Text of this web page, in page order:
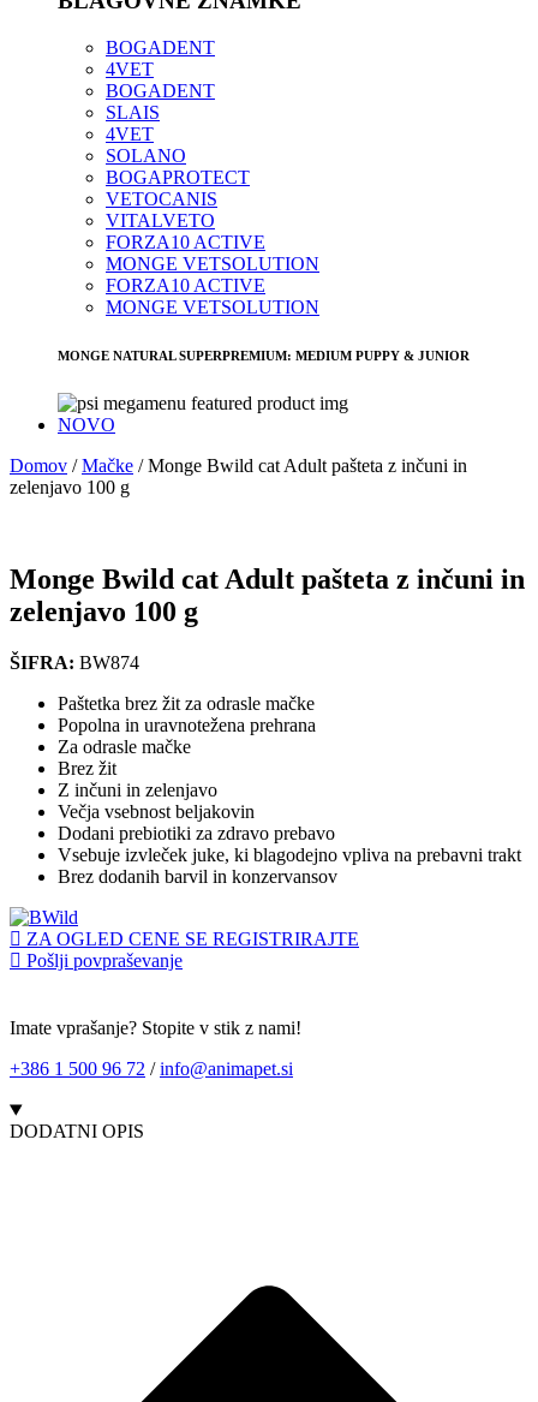
BOGADENT
4VET
BOGADENT
SLAIS
4VET
SOLANO
BOGAPROTECT
VETOCANIS
VITALVETO
FORZA10 ACTIVE
MONGE VETSOLUTION
FORZA10 ACTIVE
MONGE VETSOLUTION
MONGE NATURAL SUPERPREMIUM: MEDIUM PUPPY & JUNIOR
NOVO
Domov /Mačke /Monge Bwild cat Adult pašteta z inčuni in
zelenjavo 100 g
Monge Bwild cat Adult pašteta z inčuni in
zelenjavo 100 g
ŠIFRA: BW874
Paštetka brez žit za odrasle mačke
Popolna in uravnotežena prehrana
Za odrasle mačke
Brez žit
Z inčuni in zelenjavo
Večja vsebnost beljakovin
Dodani prebiotiki za zdravo prebavo
Vsebuje izvleček juke, ki blagodejno vpliva na prebavni trakt
Brez dodanih barvil in konzervansov
ZA OGLED CENE SE REGISTRIRAJTE
Pošlji povpraševanje
Imate vprašanje? Stopite v stik z nami!
+386 1 500 96 72 /info@animapet.si
DODATNI OPIS